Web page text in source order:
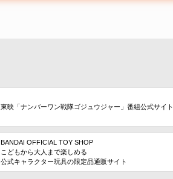
東映「ナンバーワン戦隊ゴジュウジャー」番組公式サイト
BANDAI OFFICIAL TOY SHOP
こどもから大人まで楽しめる
公式キャラクター玩具の限定品通販サイト